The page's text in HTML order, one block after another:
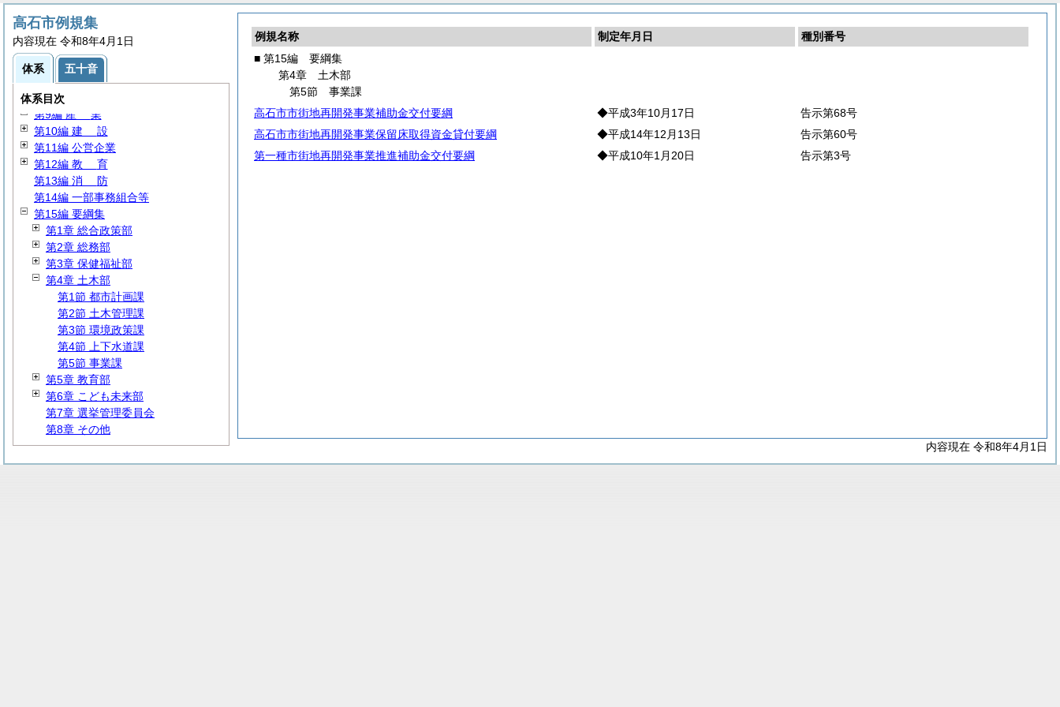
例規名称 制定年月日
種別番号
■ 第15編 要綱集
第4章 土木部
第5節 事業課
高石市市街地再開発事業補助金交付要綱
◆平成3年10月17日
告示第68号
高石市市街地再開発事業保留床取得資金貸付要綱
◆平成14年12月13日
告示第60号
第一種市街地再開発事業推進補助金交付要綱
◆平成10年1月20日 告示第3号
内容現在 令和8年4月1日
高石市例規集
内容現在 令和8年4月1日
体系 五十音
体系目次
第3編 執行機関
第4編人事
第5編給 与
第6編財務
第7編 社会福祉
第8編 市民生活
第9編 産 業
第10編 建 設
第11編 公営企業
第12編 教 育
第13編 消 防
第14編 一部事務組合等
第15編 要綱集
第1章 総合政策部
第2章 総務部
第3章 保健福祉部
第4章 土木部
第1節 都市計画課
第2節 土木管理課
第3節 環境政策課
第4節 上下水道課
第5節 事業課
第5章 教育部
第6章 こども未来部
第7章 選挙管理委員会
第8章 その他